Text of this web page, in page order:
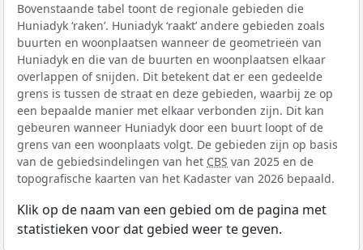
Bovenstaande tabel toont de regionale gebieden die
Huniadyk ‘raken’. Huniadyk ‘raakt’ andere gebieden zoals
buurten en woonplaatsen wanneer de geometrieën van
Huniadyk en die van de buurten en woonplaatsen elkaar
overlappen of snijden. Dit betekent dat er een gedeelde
grens is tussen de straat en deze gebieden, waarbij ze op
een bepaalde manier met elkaar verbonden zijn. Dit kan
gebeuren wanneer Huniadyk door een buurt loopt of de
grens van een woonplaats volgt. De gebieden zijn op basis
van de gebiedsindelingen van het CBS van 2025 en de
topografische kaarten van het Kadaster van 2026 bepaald.
Klik op de naam van een gebied om de pagina met
statistieken voor dat gebied weer te geven.